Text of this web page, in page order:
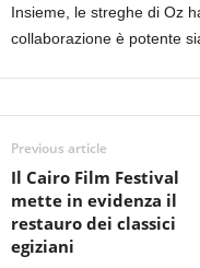
Insieme, le streghe di Oz
collaborazione è potente
Previous article
Il Cairo Film Festival
mette in evidenza il
restauro dei classici
egiziani